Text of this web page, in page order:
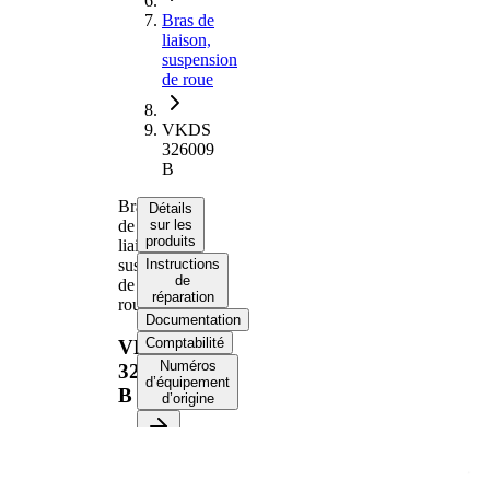
Bras de
liaison,
suspension
de roue
VKDS
326009
B
Bras
de
liaison,
suspension
de
roue
VKDS
326009
B
Détails
sur les
produits
Instructions
de
réparation
Documentation
Comptabilité
Numéros
d’équipement
d’origine